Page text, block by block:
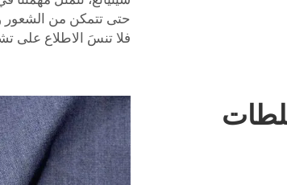
حتى تتمكن من الشعور
فلا تنسَ الاطلاع على